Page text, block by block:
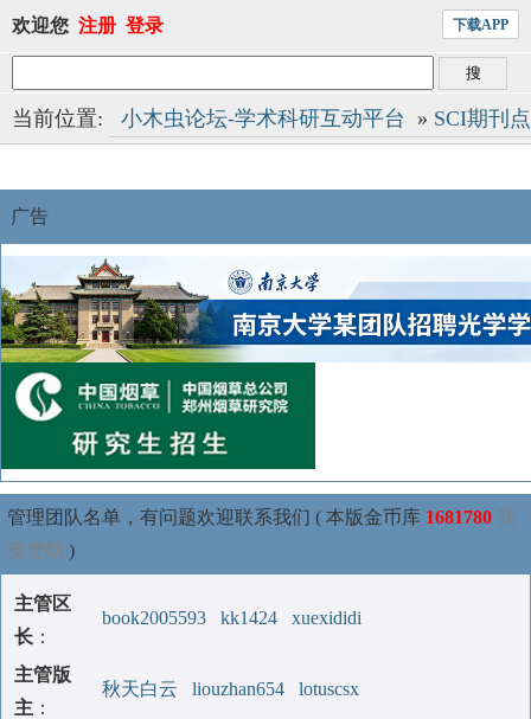
欢迎您 注册 登录 下载APP
当前位置: 小木虫论坛-学术科研互动平台 » SCI期刊
广告
管理团队名单，有问题欢迎联系我们 ( 本版金币库 1681780 我
要赞助 )
主管区
长 ：
book2005593 kk1424 xuexididi
主管版
主 ：
秋天白云 liouzhan654 lotuscsx